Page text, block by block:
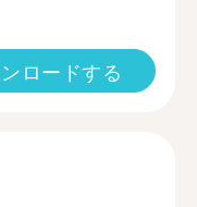
ロードする